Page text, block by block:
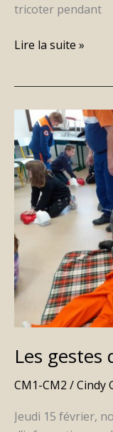
tricoter pendant
Lire la suite »
Les gestes
CM1-CM2 /Cindy
Jeudi 15 février,
Les
gestes
qui
sauvent